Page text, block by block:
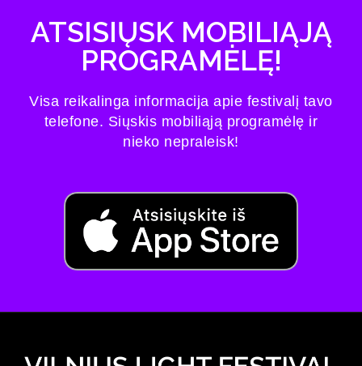
ATSISIŲSK MOBILIĄJĄ
PROGRAMĖLĘ!
Visa reikalinga informacija apie festivalį tavo
telefone. Siųskis mobiliąją programėlę ir
nieko nepraleisk!